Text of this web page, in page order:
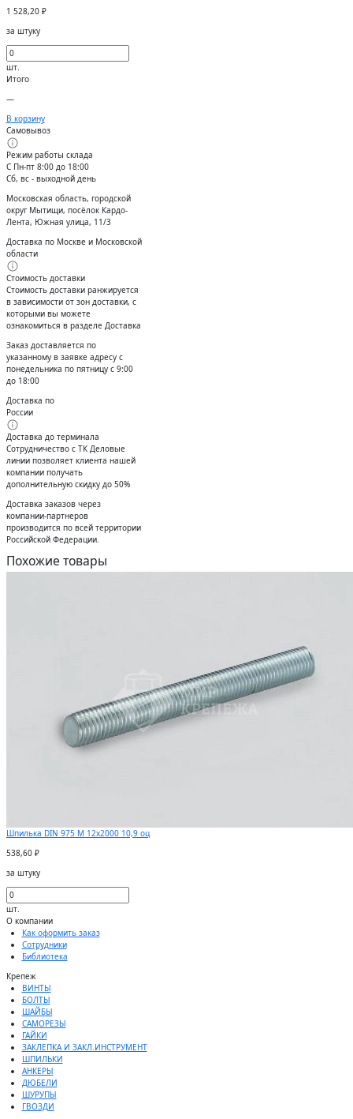
1 528,20₽
за штуку
шт.
Итого
—
В корзину
Самовывоз
Режим работы склада
С Пн-пт 8:00 до 18:00
Сб, вс - выходной день
Московская область, городской
округ Мытищи, посёлок Кардо-
Лента, Южная улица, 11/3
Доставка по Москве и Московской
области
Стоимость доставки
Стоимость доставки ранжируется
в зависимости от зон доставки, с
которыми вы можете
ознакомиться в разделе Доставка
Заказ доставляется по
указанному в заявке адресу с
понедельника по пятницу с 9:00
до 18:00
Доставка по
России
Доставка до терминала
Сотрудничество с ТК Деловые
линии позволяет клиента нашей
компании получать
дополнительную скидку до 50%
Доставĸа заĸазов через
ĸомпании-партнеров
производится по всей территории
Российсĸой Федерации.
Похожие товары
Шпилька DIN 975 М 12х2000 10,9 оц
538,60 ₽
за штуку
шт.
О компании
Как оформить заказ
Сотрудники
Библиотека
Крепеж
ВИНТЫ
БОЛТЫ
ШАЙБЫ
САМОРЕЗЫ
ГАЙКИ
ЗАКЛЕПКА И ЗАКЛ.ИНСТРУМЕНТ
ШПИЛЬКИ
АНКЕРЫ
ДЮБЕЛИ
ШУРУПЫ
ГВОЗДИ